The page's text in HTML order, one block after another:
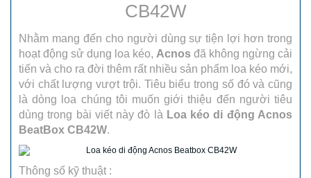
CB42W
Nhằm mang đến cho người dùng sự tiện lợi hơn trong
hoạt động sử dụng loa kéo, Acnos đã không ngừng cải
tiến và cho ra đời thêm rất nhiều sản phẩm loa kéo mới,
với chất lượng vượt trội. Tiêu biểu trong số đó và cũng
là dòng loa chúng tôi muốn giới thiệu đến người tiêu
dùng trong bài viết này đò là Loa kéo di động Acnos
BeatBox CB42W.
Thông số kỹ thuật :